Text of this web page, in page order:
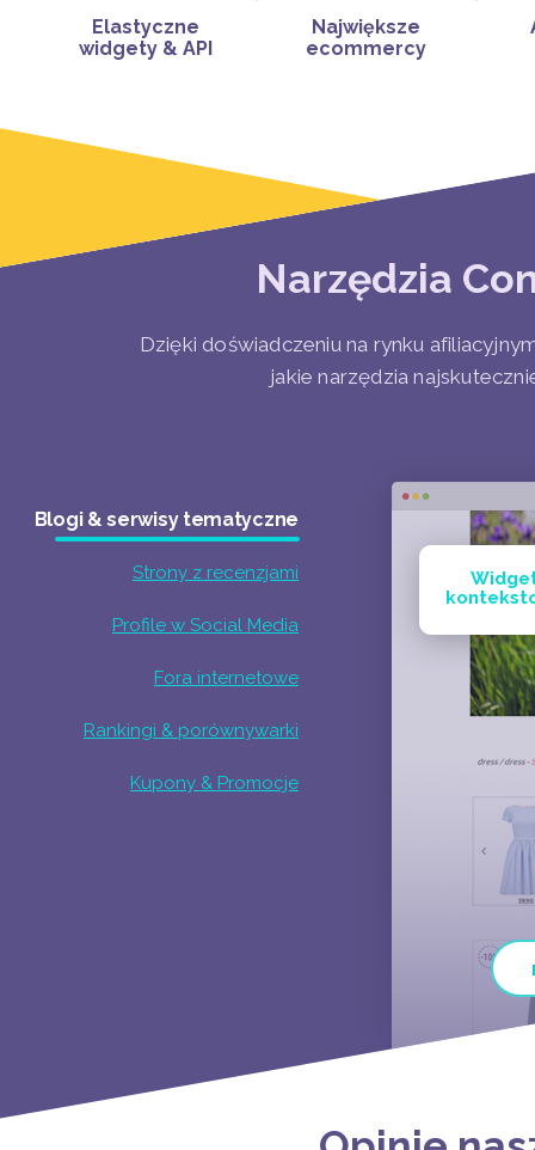
Elastyczne
widgety & API
Największe
ecommercy
Narzędzia
Dzięki doświadczeniu na rynku
jakie narzędzia
Blogi & serwisy tematyczne
Strony z recenzjami
Profile w Social Media
Fora internetowe
Rankingi & porównywarki
Kupony & Promocje